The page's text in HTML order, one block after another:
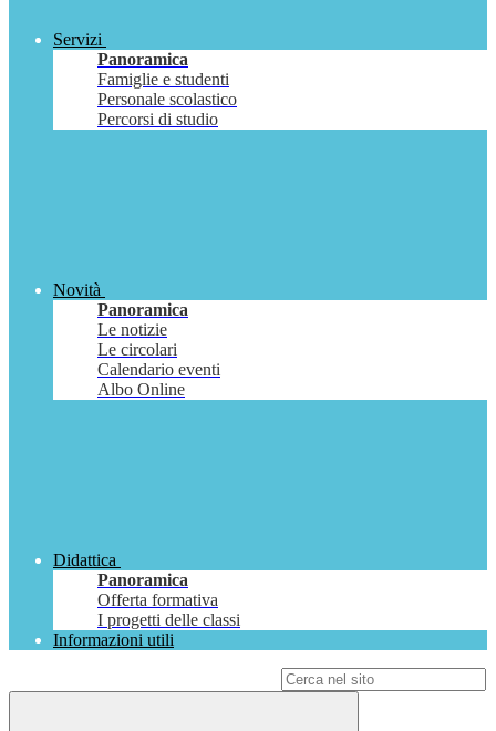
Servizi
Panoramica
Famiglie e studenti
Personale scolastico
Percorsi di studio
Novità
Panoramica
Le notizie
Le circolari
Calendario eventi
Albo Online
Didattica
Panoramica
Offerta formativa
I progetti delle classi
Informazioni utili